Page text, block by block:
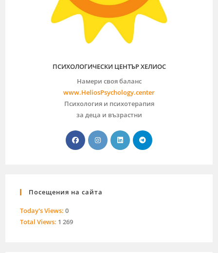
ПСИХОЛОГИЧЕСКИ ЦЕНТЪР ХЕЛИОС
Намери своя баланс
www.HeliosPsychology.center
Психология и психотерапия
за деца и възрастни
Посещения на сайта
Today's Views:0
Total Views: 1 269